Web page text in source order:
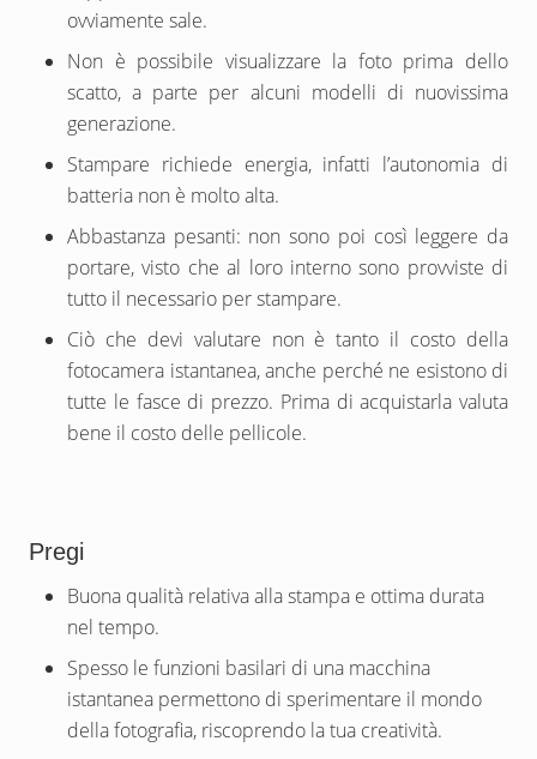
ovviamente sale.
Non è possibile visualizzare la foto prima dello
scatto, a parte per alcuni modelli di nuovissima
generazione.
Stampare richiede energia, infatti l’autonomia di
batteria non è molto alta.
Abbastanza pesanti: non sono poi così leggere da
portare, visto che al loro interno sono provviste di
tutto il necessario per stampare.
Ciò che devi valutare non è tanto il costo della
fotocamera istantanea, anche perché ne esistono di
tutte le fasce di prezzo. Prima di acquistarla valuta
bene il costo delle pellicole.
Pregi
Buona qualità relativa alla stampa e ottima durata
nel tempo.
Spesso le funzioni basilari di una macchina
istantanea permettono di sperimentare il mondo
della fotografia, riscoprendo la tua creatività.